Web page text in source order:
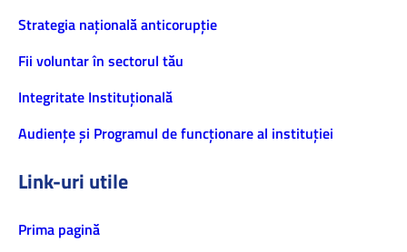
Strategia națională anticorupție
Fii voluntar în sectorul tău
Integritate Instituțională
Audiențe și Programul de funcționare al instituției
Link-uri utile
Prima pagină